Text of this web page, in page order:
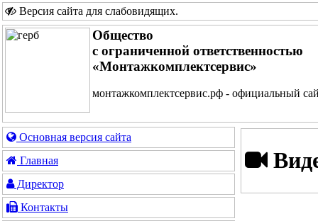
Версия сайта для слабовидящих.
Общество
с ограниченной ответственностью
«Монтажкомплектсервис»
монтажкомплектсервис.рф - официальный
Основная версия сайта
Главная
Директор
Контакты